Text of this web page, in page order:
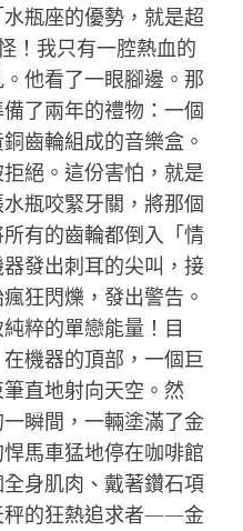
瓶座的優勢，就是超
！我只有一腔熱血的
他看了一眼腳邊。那
了兩年的禮物：一個
齒輪組成的音樂盒。
絕。這份害怕，就是
瓶咬緊牙關，將那個
有的齒輪都倒入「情
發出刺耳的尖叫，接
狂閃爍，發出警告。
粹的單戀能量！目
機器的頂部，一個巨
直地射向天空。然
瞬間，一輛塗滿了金
馬車猛地停在咖啡館
身肌肉、戴著鑽石項
秤的狂熱追求者——金